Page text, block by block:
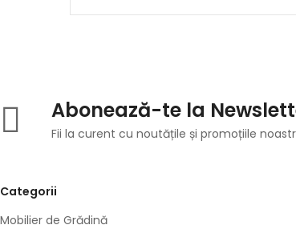
Abonează-te la
Fii la curent cu noutățile și promoțiile
Categorii
Mobilier de Grădină